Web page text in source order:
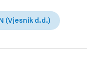
(Vjesnik d.d.)